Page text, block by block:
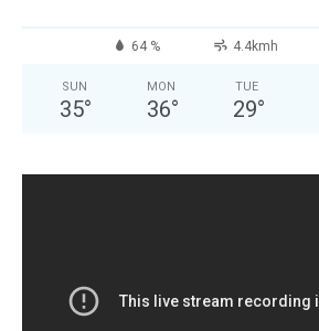
64 % 4.4kmh
SUN
35°
MON
36°
TUE
29°